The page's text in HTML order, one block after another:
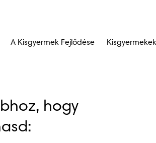
A Kisgyermek Fejlődése
hogy